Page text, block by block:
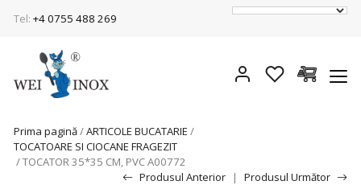
Tel: +4 0755 488 269
Prima pagină/ARTICOLE BUCATARIE /
TOCATOARE SI CIOCANE FRAGEZIT
/ TOCATOR 35*35 CM, PVC A00772
Produsul Anterior
| Produsul Următor